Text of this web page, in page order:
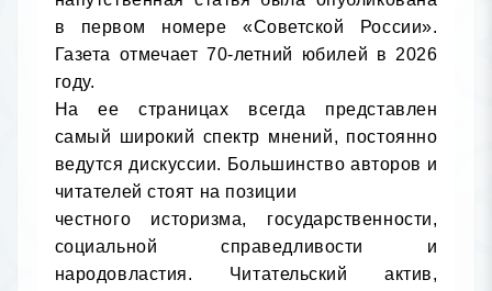
в первом номере «Советской России».
Газета отмечает 70-летний юбилей в 2026
году.
На ее страницах всегда представлен
самый широкий спектр мнений, постоянно
ведутся дискуссии. Большинство авторов и
читателей стоят на позиции
честного историзма, государственности,
социальной справедливости и
народовластия. Читательский актив,